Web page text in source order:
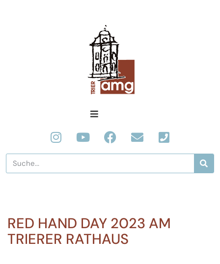
RED HAND DAY 2023 AM
TRIERER RATHAUS